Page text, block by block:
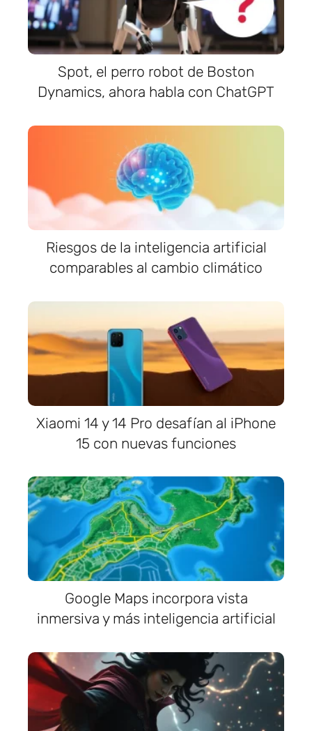
Spot, el perro robot de Boston
Dynamics, ahora habla con ChatGPT
Riesgos de la inteligencia artificial
comparables al cambio climático
Xiaomi 14 y 14 Pro desafían al iPhone
15 con nuevas funciones
Google Maps incorpora vista
inmersiva y más inteligencia artificial